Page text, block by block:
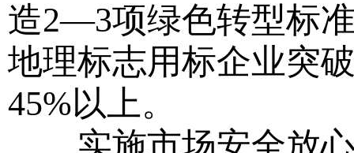
造2—3项绿色转型标
地理标志用标企业突
45%以上。
实施市场安全放心